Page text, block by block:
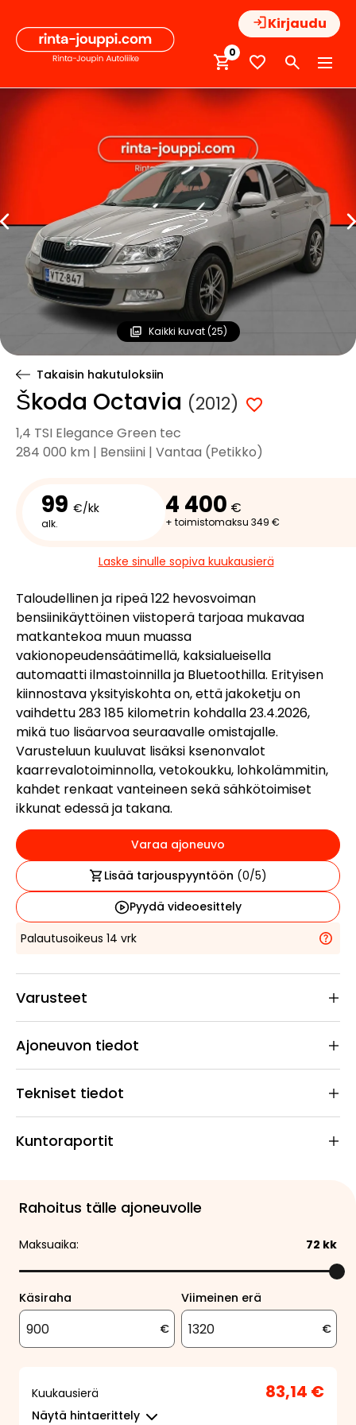
sisältöön
Kirjaudu
0
Kaikki kuvat (25)
Takaisin hakutuloksiin
Škoda Octavia (2012)
1,4 TSI Elegance Green tec
284 000 km | Bensiini | Vantaa (Petikko)
99 €/kk
alk.
4 400 €
+ toimistomaksu 349 €
Laske sinulle sopiva kuukausierä
Taloudellinen ja ripeä 122 hevosvoiman
bensiinikäyttöinen viistoperä tarjoaa mukavaa
matkantekoa muun muassa
vakionopeudensäätimellä, kaksialueisella
automaatti ilmastoinnilla ja Bluetoothilla. Erityisen
kiinnostava yksityiskohta on, että jakoketju on
vaihdettu 283 185 kilometrin kohdalla 23.4.2026,
mikä tuo lisäarvoa seuraavalle omistajalle.
Varusteluun kuuluvat lisäksi ksenonvalot
kaarrevalotoiminnolla, vetokoukku, lohkolämmitin,
kahdet renkaat vanteineen sekä sähkötoimiset
ikkunat edessä ja takana.
Varaa ajoneuvo
Lisää tarjouspyyntöön (0/5)
Pyydä videoesittely
Palautusoikeus 14 vrk
Varusteet
Ajoneuvon tiedot
Tekniset tiedot
Kuntoraportit
Rahoitus tälle ajoneuvolle
Maksuaika: 72 kk
Käsiraha
€
Viimeinen erä
€
Kuukausierä 83,14 €
Näytä hintaerittely